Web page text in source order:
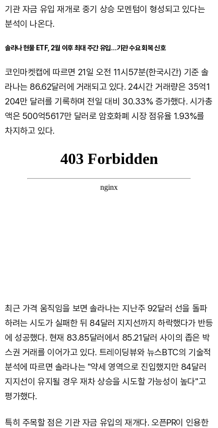
기관 자금 유입 재개로 중기 상승 모멘텀이 형성되고 있다는
분석이 나온다.
솔라나 현물 ETF, 2월 이후 최대 주간 유입…기관 수요 회복 신호
코인마켓캡에 따르면 21일 오전 11시57분(한국시간) 기준 솔
라나는 86.62달러에 거래되고 있다. 24시간 거래량은 35억1
204만 달러를 기록하며 전일 대비 30.33% 증가했다. 시가총
액은 500억5617만 달러로 암호화폐 시장 점유율 1.93%를
차지하고 있다.
최근 가격 움직임을 보면 솔라나는 지난주 92달러 선을 돌파
하려는 시도가 실패한 뒤 84달러 지지선까지 하락했다가 반등
에 성공했다. 현재 83.85달러에서 85.21달러 사이의 좁은 박
스권 거래를 이어가고 있다. 트레이딩뷰와 뉴스BTC의 기술적
분석에 따르면 솔라나는 "약세 영역으로 진입했지만 84달러
지지선이 유지될 경우 재차 상승을 시도할 가능성이 높다"고
평가했다.
특히 주목할 점은 기관 자금 유입의 재개다. 오픈PR이 인용한